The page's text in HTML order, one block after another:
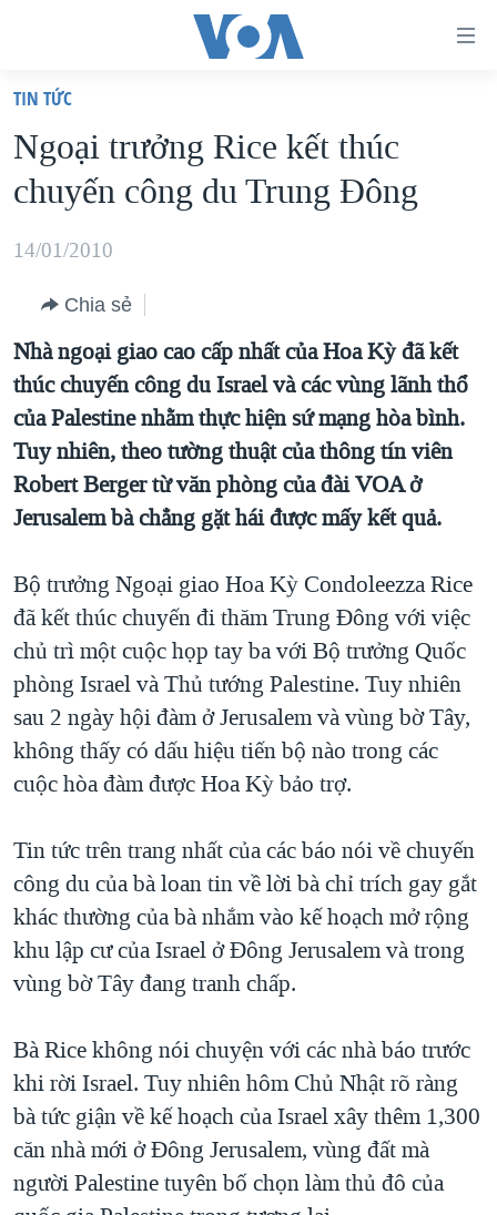
truy
cập
Tới
dung
chính
điều
hướng
chính
Đi
tới
"Tìm"
VIỆT NAM
HOA KỲ
BIỂN ĐÔNG
BLOG
DIỄN ĐÀN
MỤC
TỰ DO BÁO CHÍ
VẠCH TRẦN TIN GIẢ
NGƯỜI VIỆT HẢI NGOẠI
KINH TẾ
KHOA HỌC
SỨC KHOẺ
VĂN HOÁ
THỂ THAO
CHUYÊN ĐỀ
CHIẾN TRANH THƯƠNG MẠI CỦA MỸ: QUÁ KHỨ VÀ HIỆN
MỘT NĂM CHIẾN TRANH TẠI DẢI GAZA
GIẢI MÃ VÀNH ĐAI & CON ĐƯỜNG
NGÀY TỊ NẠN THẾ GIỚI
TRỊNH VĨNH BÌNH - NGƯỜI HẠ 'BÊN THẮNG CUỘC'
GROUND ZERO – XƯA VÀ NAY
CHI PHÍ CHIẾN TRANH AFGHANISTAN
THƯỢNG ĐỈNH TRUMP-KIM TẠI VIỆT NAM
TRỊNH VĨNH BÌNH VS. CHÍNH PHỦ VIỆT NAM
NGƯ DÂN VIỆT VÀ LÀN SÓNG TRỘM HẢI SÂM
BÊN KIA QUỐC LỘ: TIẾNG VỌNG TỪ NÔNG THÔN MỸ
HỌC TIẾNG ANH
VIDEO
MẠNG XÃ HỘI
Ngôn ngữ khác
TIN TỨC
Ngoại trưởng Rice kết thúc
chuyến công du Trung Ðông
14/01/2010
Chia sẻ
Nhà ngoại giao cao cấp nhất của Hoa Kỳ đã kết
thúc chuyến công du Israel và các vùng lãnh thổ
của Palestine nhằm thực hiện sứ mạng hòa bình.
Tuy nhiên, theo tường thuật của thông tín viên
Robert Berger từ văn phòng của đài VOA ở
Jerusalem bà chẳng gặt hái được mấy kết quả.
Bộ trưởng Ngoại giao Hoa Kỳ Condoleezza Rice
đã kết thúc chuyến đi thăm Trung Đông với việc
chủ trì một cuộc họp tay ba với Bộ trưởng Quốc
phòng Israel và Thủ tướng Palestine. Tuy nhiên
sau 2 ngày hội đàm ở Jerusalem và vùng bờ Tây,
không thấy có dấu hiệu tiến bộ nào trong các
cuộc hòa đàm được Hoa Kỳ bảo trợ.
Tin tức trên trang nhất của các báo nói về chuyến
công du của bà loan tin về lời bà chỉ trích gay gắt
khác thường của bà nhắm vào kế hoạch mở rộng
khu lập cư của Israel ở Đông Jerusalem và trong
vùng bờ Tây đang tranh chấp.
Bà Rice không nói chuyện với các nhà báo trước
khi rời Israel. Tuy nhiên hôm Chủ Nhật rõ ràng
bà tức giận về kế hoạch của Israel xây thêm 1,300
căn nhà mới ở Đông Jerusalem, vùng đất mà
người Palestine tuyên bố chọn làm thủ đô của